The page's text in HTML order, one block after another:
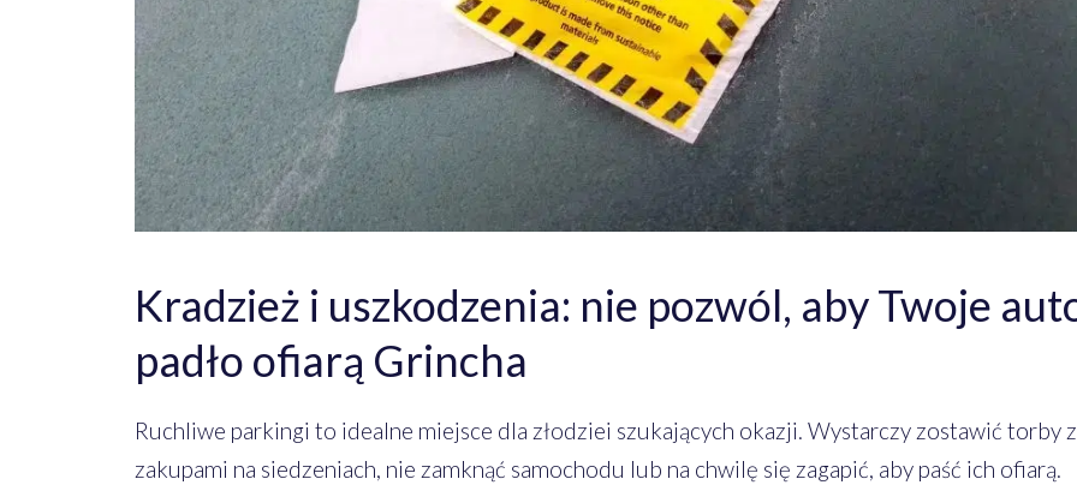
Kradzież i uszkodzenia: nie pozwól, aby Twoje
padło ofiarą Grincha
Ruchliwe parkingi to idealne miejsce dla złodziei szukających okazji. Wystarczy zostawić torby z
zakupami na siedzeniach, nie zamknąć samochodu lub na chwilę się zagapić, aby paść ich ofiarą.